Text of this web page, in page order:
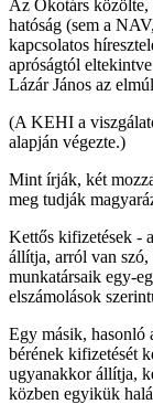
Az Ökotárs közölte,
hatóság (sem a
kapcsolatos
apróságtól
Lázár János az
(A KEHI a
alapján végezte.)
Mint írják, két
meg tudják
Kettős kifizetések -
állítja, arról van szó,
munkatársaik egy-
elszámolások
Egy másik, hasonló
bérének kifizetését
ugyanakkor állítja,
közben egyikük